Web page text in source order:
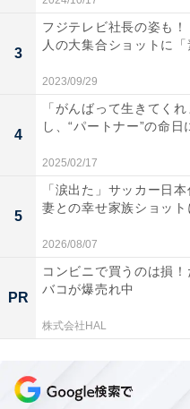
3
フジテレビ社長の姿も
人の大集合ショットに
2023/09/29
4
「がんばって生きてく
し、“パートナー”の命
2025/02/17
5
「涙出た」サッカー日
妻との幸せ家族ショッ
2026/08/07
PR
コンビニで買うのは損
バコが爆売れ中
株式会社HAL